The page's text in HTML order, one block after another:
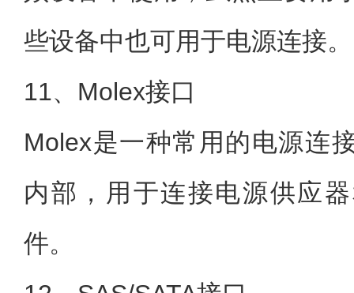
些设备中也可用于电源连接。
11、Molex接口
Molex是一种常用的电源连
内部，用于连接电源供应
件。